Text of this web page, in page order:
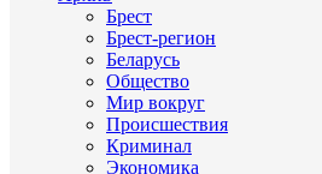
Брест
Брест-регион
Беларусь
Общество
Мир вокруг
Происшествия
Криминал
Экономика